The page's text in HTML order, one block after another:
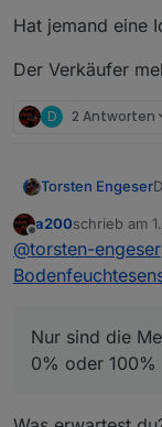
Hat jemand eine
Der Verkäufer
D 2 Antworten
Torsten Engeser
Offline
a200schrieb am
zuletzt
@torsten-engeser
Nur sind die
0% oder 100%